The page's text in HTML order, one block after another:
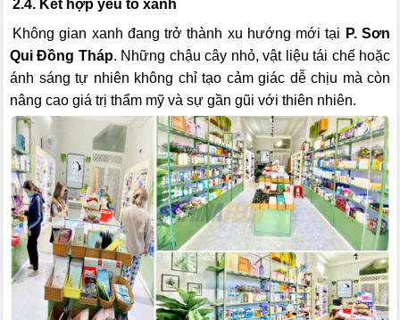
2.4. Kết hợp yếu tố xanh
Không gian xanh đang trở thành xu hướng mới tại P. Sơn
Qui Đồng Tháp. Những chậu cây nhỏ, vật liệu tái chế hoặc
ánh sáng tự nhiên không chỉ tạo cảm giác dễ chịu mà còn
nâng cao giá trị thẩm mỹ và sự gần gũi với thiên nhiên.